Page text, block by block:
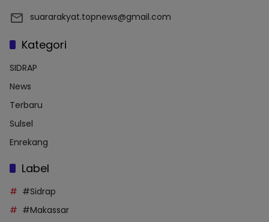
suararakyat.topnews@gmail.com
Kategori
SIDRAP
News
Terbaru
Sulsel
Enrekang
Label
#Sidrap
#Makassar